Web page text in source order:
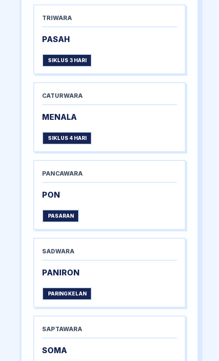
TRIWARA
PASAH
SIKLUS 3 HARI
CATURWARA
MENALA
SIKLUS 4 HARI
PANCAWARA
PON
PASARAN
SADWARA
PANIRON
PARINGKELAN
SAPTAWARA
SOMA